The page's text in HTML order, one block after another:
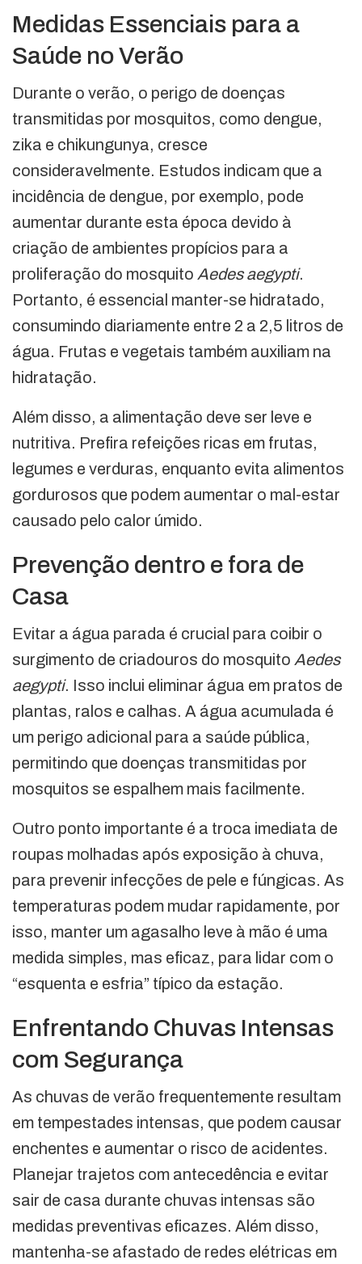
Medidas Essenciais para a
Saúde no Verão
Durante o verão, o perigo de doenças
transmitidas por mosquitos, como dengue,
zika e chikungunya, cresce
consideravelmente. Estudos indicam que a
incidência de dengue, por exemplo, pode
aumentar durante esta época devido à
criação de ambientes propícios para a
proliferação do mosquito Aedes aegypti.
Portanto, é essencial manter-se hidratado,
consumindo diariamente entre 2 a 2,5 litros de
água. Frutas e vegetais também auxiliam na
hidratação.
Além disso, a alimentação deve ser leve e
nutritiva. Prefira refeições ricas em frutas,
legumes e verduras, enquanto evita alimentos
gordurosos que podem aumentar o mal-estar
causado pelo calor úmido.
Prevenção dentro e fora de
Casa
Evitar a água parada é crucial para coibir o
surgimento de criadouros do mosquito Aedes
aegypti. Isso inclui eliminar água em pratos de
plantas, ralos e calhas. A água acumulada é
um perigo adicional para a saúde pública,
permitindo que doenças transmitidas por
mosquitos se espalhem mais facilmente.
Outro ponto importante é a troca imediata de
roupas molhadas após exposição à chuva,
para prevenir infecções de pele e fúngicas. As
temperaturas podem mudar rapidamente, por
isso, manter um agasalho leve à mão é uma
medida simples, mas eficaz, para lidar com o
“esquenta e esfria” típico da estação.
Enfrentando Chuvas Intensas
com Segurança
As chuvas de verão frequentemente resultam
em tempestades intensas, que podem causar
enchentes e aumentar o risco de acidentes.
Planejar trajetos com antecedência e evitar
sair de casa durante chuvas intensas são
medidas preventivas eficazes. Além disso,
mantenha-se afastado de redes elétricas em